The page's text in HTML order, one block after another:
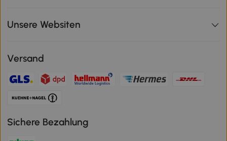
Unsere Websiten
Versand
Sichere Bezahlung